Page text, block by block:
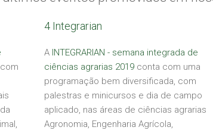
4 Integrarian
A INTEGRARIAN - semana integrada de
ciências agrarias 2019conta com uma
programação bem diversificada, com
palestras e minicursos e dia de campo
aplicado, nas áreas de ciências agrarias
Agronomia, Engenharia Agrícola,